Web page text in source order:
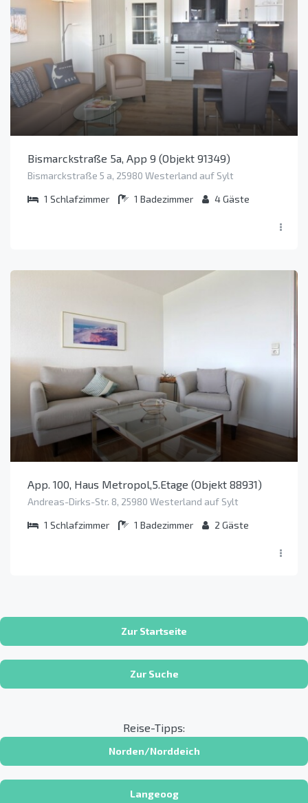
Bismarckstraße 5a, App 9 (Objekt 91349)
Bismarckstraße 5 a, 25980 Westerland auf Sylt
1 Schlafzimmer 1 Badezimmer 4Gäste
App. 100, Haus Metropol,5.Etage (Objekt 88931)
Andreas-Dirks-Str. 8, 25980 Westerland auf Sylt
1 Schlafzimmer 1 Badezimmer 2 Gäste
Zur Startseite
Zur Suche
Reise-Tipps:
Norden/Norddeich
Langeoog